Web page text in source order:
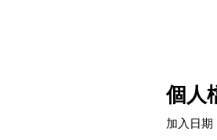
個人
加入日期